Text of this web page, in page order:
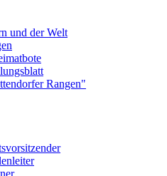
und der Welt
Rangen"